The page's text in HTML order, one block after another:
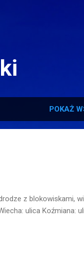
POKAŻ
z blokowiskami,
ulica Koźmiana: